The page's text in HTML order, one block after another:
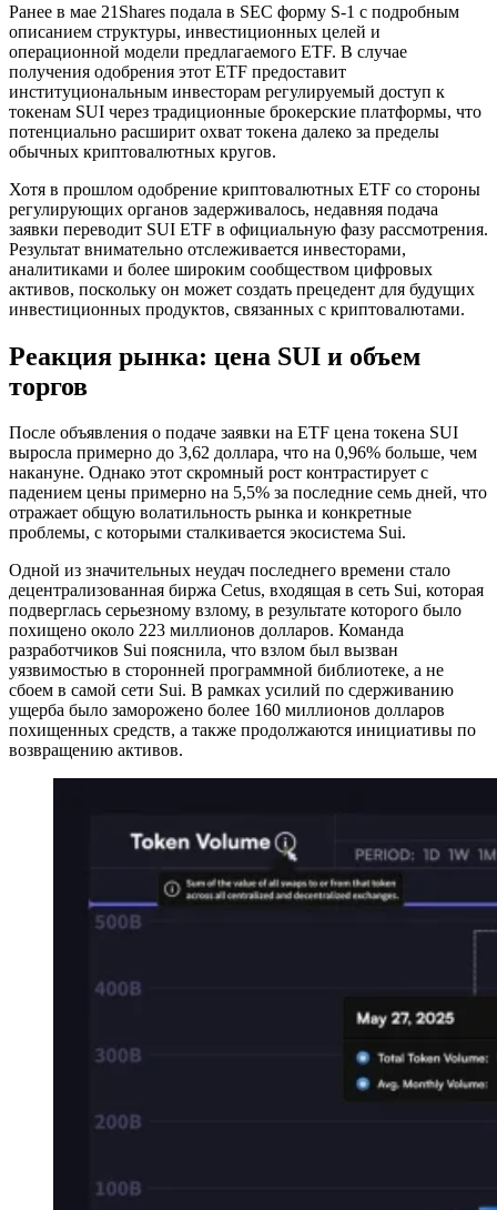
Ранее в мае 21Shares подала в SEC форму S-1 с подробным
описанием структуры, инвестиционных целей и
операционной модели предлагаемого ETF. В случае
получения одобрения этот ETF предоставит
институциональным инвесторам регулируемый доступ к
токенам SUI через традиционные брокерские платформы, что
потенциально расширит охват токена далеко за пределы
обычных криптовалютных кругов.
Хотя в прошлом одобрение криптовалютных ETF со стороны
регулирующих органов задерживалось, недавняя подача
заявки переводит SUI ETF в официальную фазу рассмотрения.
Результат внимательно отслеживается инвесторами,
аналитиками и более широким сообществом цифровых
активов, поскольку он может создать прецедент для будущих
инвестиционных продуктов, связанных с криптовалютами.
Реакция рынка: цена SUI и объем
торгов
После объявления о подаче заявки на ETF цена токена SUI
выросла примерно до 3,62 доллара, что на 0,96% больше, чем
накануне. Однако этот скромный рост контрастирует с
падением цены примерно на 5,5% за последние семь дней, что
отражает общую волатильность рынка и конкретные
проблемы, с которыми сталкивается экосистема Sui.
Одной из значительных неудач последнего времени стало
децентрализованная биржа Cetus, входящая в сеть Sui, которая
подверглась серьезному взлому, в результате которого было
похищено около 223 миллионов долларов. Команда
разработчиков Sui пояснила, что взлом был вызван
уязвимостью в сторонней программной библиотеке, а не
сбоем в самой сети Sui. В рамках усилий по сдерживанию
ущерба было заморожено более 160 миллионов долларов
похищенных средств, а также продолжаются инициативы по
возвращению активов.